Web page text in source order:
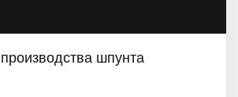
шпунта